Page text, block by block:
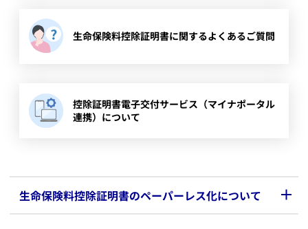
​生命保険料控除証明書に関するよくあるご質問
​控除証明書電子交付サービス（マイナポータル
連携）について
​生命保険料控除証明書のペーパーレス化について